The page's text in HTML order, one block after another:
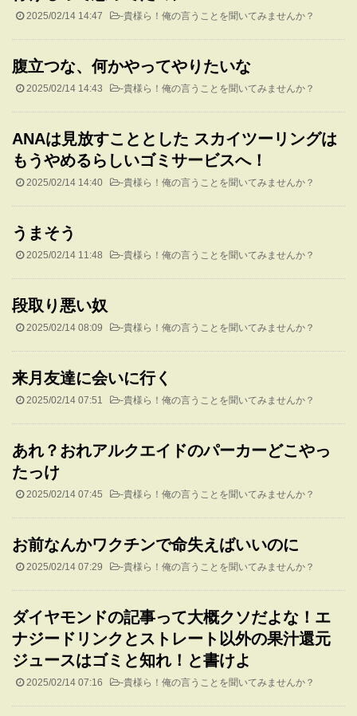
2025/02/14 14:47 -貴様ら！俺の言うことを聞いてみませんか？
腹立つな、何かやってやりたいな
2025/02/14 14:43 -貴様ら！俺の言うことを聞いてみませんか？
ANAは見放すこととした スカイツーリングは
もうやめるらしいゴミサービスへ！
2025/02/14 14:40 -貴様ら！俺の言うことを聞いてみませんか？
うまそう
2025/02/14 11:48 -貴様ら！俺の言うことを聞いてみませんか？
段取り悪い奴
2025/02/14 08:09 -貴様ら！俺の言うことを聞いてみませんか？
来月友達に会いに行く
2025/02/14 07:51 -貴様ら！俺の言うことを聞いてみませんか？
あれ？おれアルクエイドのパーカーどこやっ
たっけ
2025/02/14 07:45 -貴様ら！俺の言うことを聞いてみませんか？
お前なんかワクチンで命失えばいいのに
2025/02/14 07:29 -貴様ら！俺の言うことを聞いてみませんか？
ダイヤモンドの記事って大概クソだよな！エ
ナジードリンクとストレート以外の果汁還元
ジュースはゴミと知れ！と書けよ
2025/02/14 07:16 -貴様ら！俺の言うことを聞いてみませんか？